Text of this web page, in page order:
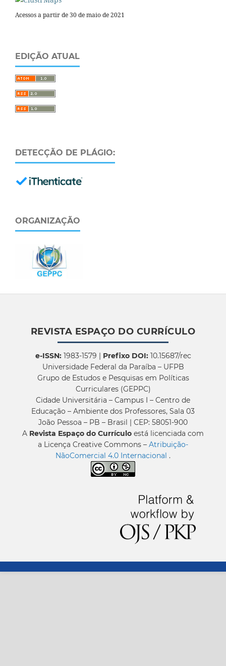
Acessos a partir de 30 de maio de 2021
EDIÇÃO ATUAL
DETECÇÃO DE PLÁGIO:
ORGANIZAÇÃO
REVISTA ESPAÇO DO CURRÍCULO
e-ISSN:1983-1579 | Prefixo DOI:10.15687/rec
Universidade Federal da Paraíba – UFPB
Grupo de Estudos e Pesquisas em Políticas
Curriculares (GEPPC)
Cidade Universitária – Campus I – Centro de
Educação – Ambiente dos Professores, Sala 03
João Pessoa – PB – Brasil | CEP: 58051-900
A Revista Espaço do Currículo está licenciada com
a Licença Creative Commons – Atribuição-
NãoComercial 4.0 Internacional .